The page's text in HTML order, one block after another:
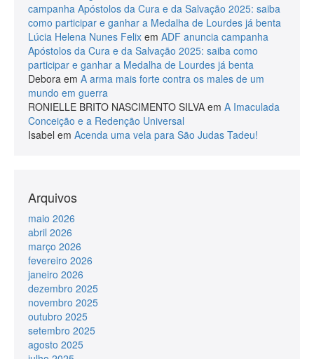
campanha Apóstolos da Cura e da Salvação 2025: saiba
como participar e ganhar a Medalha de Lourdes já benta
Lúcia Helena Nunes Felix em ADF anuncia campanha
Apóstolos da Cura e da Salvação 2025: saiba como
participar e ganhar a Medalha de Lourdes já benta
Debora em A arma mais forte contra os males de um
mundo em guerra
RONIELLE BRITO NASCIMENTO SILVA em A Imaculada
Conceição e a Redenção Universal
Isabel em Acenda uma vela para São Judas Tadeu!
Arquivos
maio 2026
abril 2026
março 2026
fevereiro 2026
janeiro 2026
dezembro 2025
novembro 2025
outubro 2025
setembro 2025
agosto 2025